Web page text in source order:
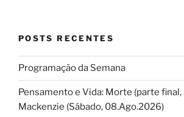
POSTS RECENTES
Programação da Semana
Pensamento e Vida: Morte (parte final,
Mackenzie (Sábado, 08.Ago.2026)